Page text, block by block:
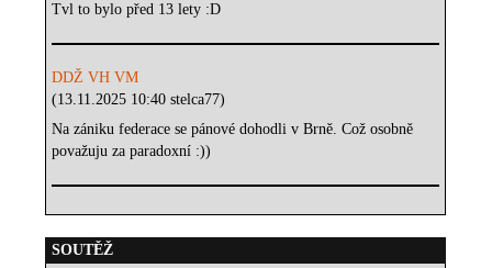
Tvl to bylo před 13 lety :D
DDŽ VH VM
(13.11.2025 10:40 stelca77)
Na zániku federace se pánové dohodli v Brně. Což osobně
považuju za paradoxní :))
SOUTĚŽ